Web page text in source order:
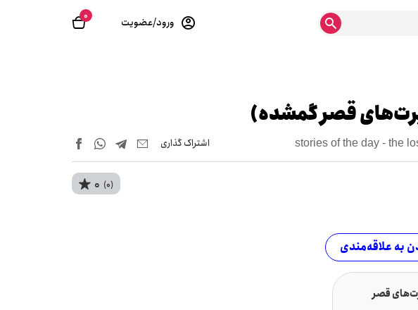
0 ورود/عضویت
قصر گمشده)
stories of the day - the اشتراک‌ گذاری
0 (0)
به علاقه‌مندی
قصر